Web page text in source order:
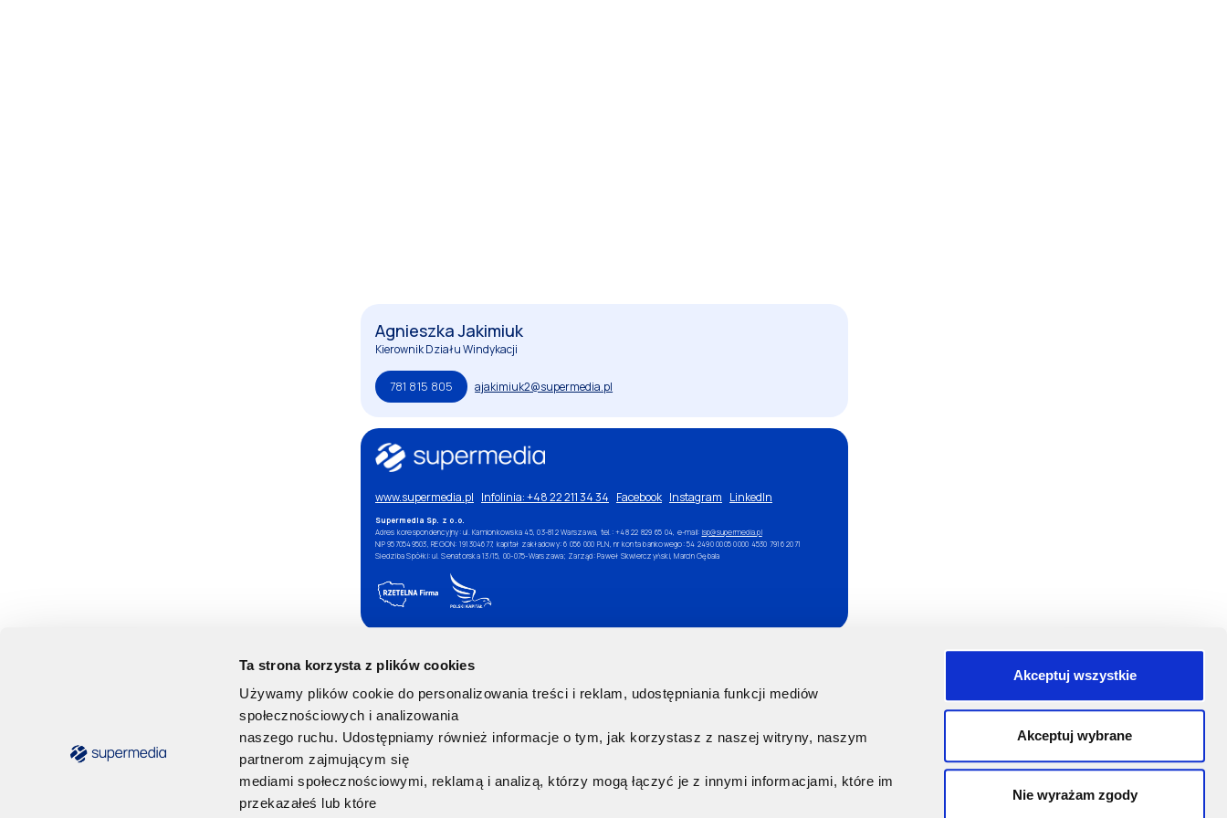
Ta strona korzysta z plików cookies
Używamy plików cookie do personalizowania treści i reklam, udostępniania funkcji mediów
społecznościowych i analizowania
naszego ruchu. Udostępniamy również informacje o tym, jak korzystasz z naszej witryny, naszym
partnerom zajmującym się
mediami społecznościowymi, reklamą i analizą, którzy mogą łączyć je z innymi informacjami, które im
przekazałeś lub które
Akceptuj wszystkie
Akceptuj wybrane
Nie wyrażam zgody
Agnieszka Jakimiuk
Kierownik Działu Windykacji
781 815 805 ajakimiuk2@supermedia.pl
www.supermedia.pl Infolinia: +48 22 211 34 34 Facebook Instagram LinkedIn
Supermedia Sp. z o.o.
Adres korespondencyjny: ul. Kamionkowska 45, 03-812 Warszawa, tel.: +48 22 829 65 04, e-mail: isp@supermedia.pl
NIP 9570549503, REGON: 191304677, kapitał zakładowy:6 056 000 PLN, nr konta bankowego:54 2490 0005 0000 4530 7916 2071
Siedziba Spółki:ul. Senatorska 13/15, 00-075-Warszawa; Zarząd: Paweł Skwierczyński, Marcin Gębala